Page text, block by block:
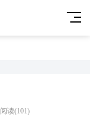
阅读(101)